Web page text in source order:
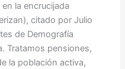
la encrucijada
citado por Julio
de Demografía
Tratamos pensiones,
la población activa,